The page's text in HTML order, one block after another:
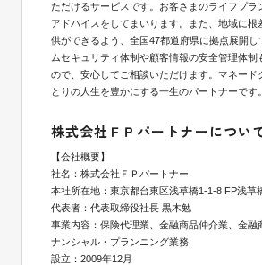
ただけるサービスです。お客さまのライフプラ
アドバイスをしてまいります。また、地域に根
供ができるよう、全国47都道府県に拠点展開し
ムセキュリティ体制や顧客情報の安全管理体制
ので、安心してご相談いただけます。マネード
とりの人生を豊かにする一生のパートナーです。
株式会社ＦＰパートナーについ
【会社概要】
社名：株式会社ＦＰパートナー
本社所在地：東京都台東区浅草橋1-1-8 FP浅草
代表者：代表取締役社長 黒木勉
事業内容：保険代理業、金融商品仲介業、金融
ナンシャル・プランニング業務
設立：2009年12月